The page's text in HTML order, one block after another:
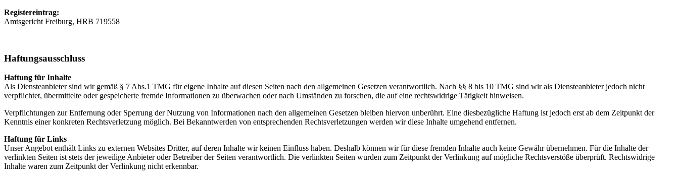
Registereintrag:
Amtsgericht Freiburg, HRB 719558
Haftungsausschluss
Haftung für Inhalte
Als Diensteanbieter sind wir gemäß § 7 Abs.1 TMG für eigene Inhalte auf diesen Seiten nach den allgemeinen Gesetzen verantwortlich. Nach §§ 8 bis 10 TMG sind wir als Diensteanbieter jedoch nicht
verpflichtet, übermittelte oder gespeicherte fremde Informationen zu überwachen oder nach Umständen zu forschen, die auf eine rechtswidrige Tätigkeit hinweisen.
Verpflichtungen zur Entfernung oder Sperrung der Nutzung von Informationen nach den allgemeinen Gesetzen bleiben hiervon unberührt. Eine diesbezügliche Haftung ist jedoch erst ab dem Zeitpunkt der
Kenntnis einer konkreten Rechtsverletzung möglich. Bei Bekanntwerden von entsprechenden Rechtsverletzungen werden wir diese Inhalte umgehend entfernen.
Haftung für Links
Unser Angebot enthält Links zu externen Websites Dritter, auf deren Inhalte wir keinen Einfluss haben. Deshalb können wir für diese fremden Inhalte auch keine Gewähr übernehmen. Für die Inhalte der
verlinkten Seiten ist stets der jeweilige Anbieter oder Betreiber der Seiten verantwortlich. Die verlinkten Seiten wurden zum Zeitpunkt der Verlinkung auf mögliche Rechtsverstöße überprüft. Rechtswidrige
Inhalte waren zum Zeitpunkt der Verlinkung nicht erkennbar.